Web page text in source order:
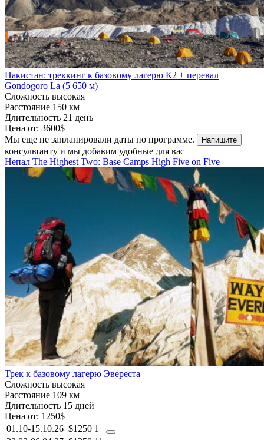
Пакистан: треккинг к базовому лагерю К2 + перевал
Gondogoro La (5 650 м)
Сложность высокая
Расстояние 150 км
Длительность 21 день
Цена от: 3600$
Мы еще не запланировали даты по программе.
Напишите
консультанту и мы добавим удобные для вас
Непал The Highest Two: Base Camps High Five on Five
Трек к базовому лагерю Эвереста
Сложность высокая
Расстояние 109 км
Длительность 15 дней
Цена от: 1250$
01.10-15.10.26 $1250 1